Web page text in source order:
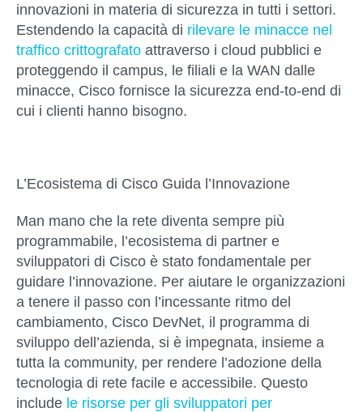
innovazioni in materia di sicurezza in tutti i settori.
Estendendo la capacità di rilevare le minacce nel
traffico crittografato attraverso i cloud pubblici e
proteggendo il campus, le filiali e la WAN dalle
minacce, Cisco fornisce la sicurezza end-to-end di
cui i clienti hanno bisogno.
L’Ecosistema di Cisco Guida l’Innovazione
Man mano che la rete diventa sempre più
programmabile, l’ecosistema di partner e
sviluppatori di Cisco è stato fondamentale per
guidare l’innovazione. Per aiutare le organizzazioni
a tenere il passo con l’incessante ritmo del
cambiamento, Cisco DevNet, il programma di
sviluppo dell’azienda, si è impegnata, insieme a
tutta la community, per rendere l’adozione della
tecnologia di rete facile e accessibile. Questo
include le risorse per gli sviluppatori per